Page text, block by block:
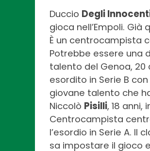
Duccio Degli
gioca nell’Empoli.
È un centrocampista
Potrebbe essere una
talento del Genoa, 20
esordito in Serie B
giovane talento che
Niccolò Pisilli, 18
Centrocampista
l’esordio in Serie A. Il
sa impostare il gioco